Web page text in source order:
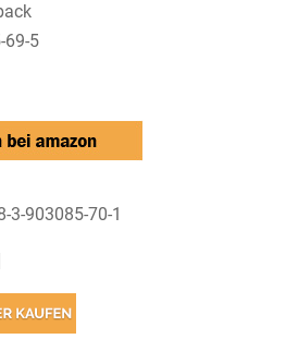
69-5
3-903085-70-1